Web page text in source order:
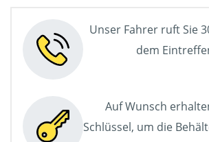
Unser Fahrer ruft Sie
dem
Auf Wunsch
Schlüssel, um die